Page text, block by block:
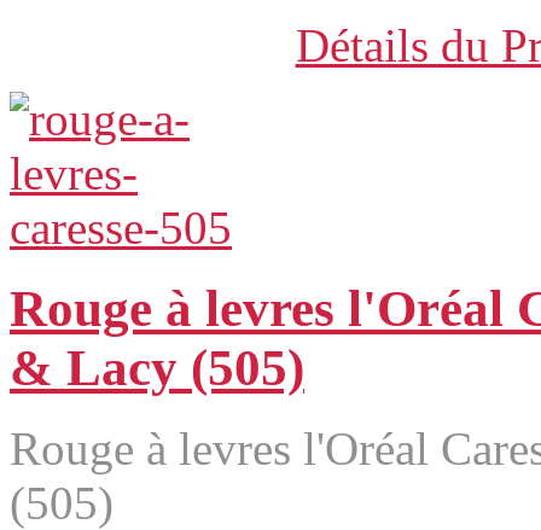
Détails du
Rouge à levres l'Oréal
& Lacy (505)
Rouge à levres l'Oréal
(505)